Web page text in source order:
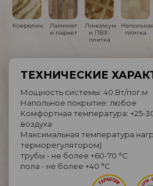
Ковролин
Ламинат
и паркет
Линолеум
и ПВХ-
плитка
плитка
ТЕХНИЧЕСКИЕ
Мощность системы: 40 Вт/пог.м
Напольное покрытие: любое
Комфортная температура: +25-30
воздуха
Максимальная температура
терморегулятором):
трубы - не более +60-70 °C
пола - не более +40 °C